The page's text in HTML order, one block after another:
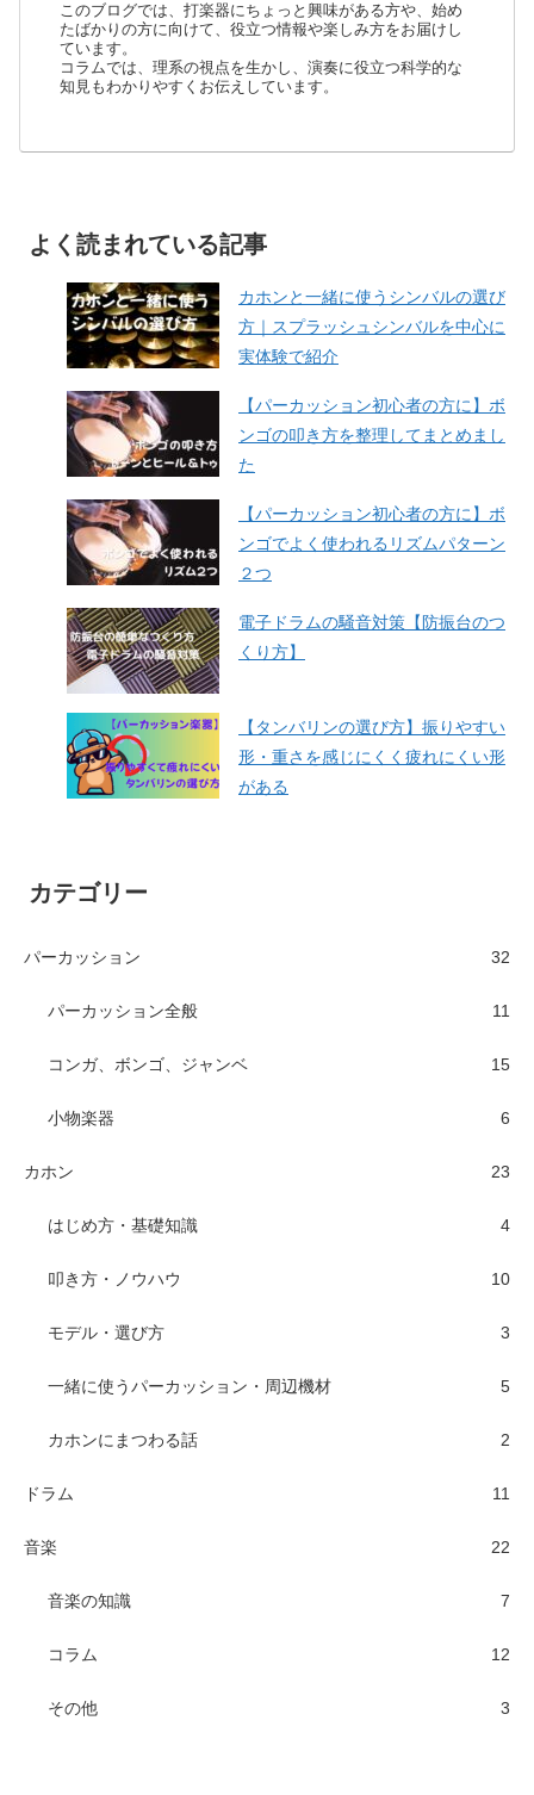
このブログでは、打楽器にちょっと興味がある方や、始め
たばかりの方に向けて、役立つ情報や楽しみ方をお届けし
ています。
コラムでは、理系の視点を生かし、演奏に役立つ科学的な
知見もわかりやすくお伝えしています。
よく読まれている記事
カホンと一緒に使うシンバルの選び
方｜スプラッシュシンバルを中心に
実体験で紹介
【パーカッション初心者の方に】ボ
ンゴの叩き方を整理してまとめまし
た
【パーカッション初心者の方に】ボ
ンゴでよく使われるリズムパターン
２つ
電子ドラムの騒音対策【防振台のつ
くり方】
【タンバリンの選び方】振りやすい
形・重さを感じにくく疲れにくい形
がある
カテゴリー
パーカッション 32
パーカッション全般 11
コンガ、ボンゴ、ジャンベ 15
小物楽器 6
カホン 23
はじめ方・基礎知識 4
叩き方・ノウハウ 10
モデル・選び方 3
一緒に使うパーカッション・周辺機材 5
カホンにまつわる話 2
ドラム 11
音楽 22
音楽の知識 7
コラム 12
その他 3